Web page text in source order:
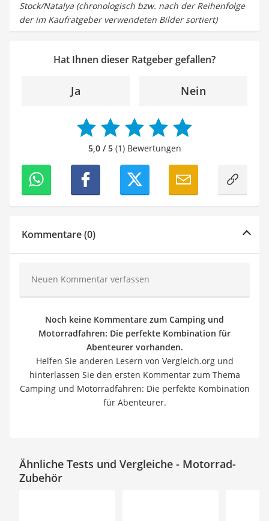
Stock/Natalya (chronologisch bzw. nach der Reihenfolge
der im Kaufratgeber verwendeten Bilder sortiert)
Hat Ihnen dieser Ratgeber gefallen?
Ja Nein
5,0 / 5(1) Bewertungen
Kommentare (0)
Neuen Kommentar verfassen
Noch keine Kommentare zum Camping und
Motorradfahren: Die perfekte Kombination für
Abenteurer vorhanden.
Helfen Sie anderen Lesern von Vergleich.org und
hinterlassen Sie den ersten Kommentar zum Thema
Camping und Motorradfahren: Die perfekte Kombination
für Abenteurer.
Ähnliche Tests und Vergleiche - Motorrad-
Zubehör